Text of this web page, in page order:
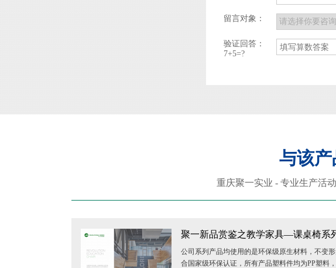
留言对象：
验证回答：
7+5=?
与该产
重庆聚一实业 - 专业生产活
聚一新品赏鉴之教学家具—课桌椅系
公司系列产品均使用的是环保级原生材料，不变
合国家级环保认证，所有产品塑料件均为PP塑料